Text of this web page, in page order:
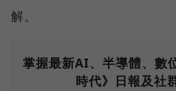
解。
掌握最新AI、半導體、數
時代》日報及社